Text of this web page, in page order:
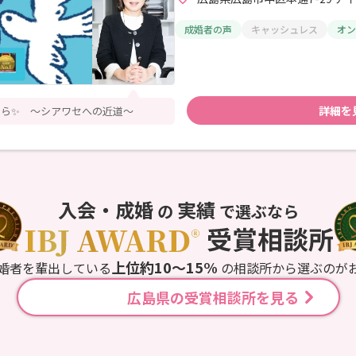
✨ ～シアワセへの近道～
成婚者の声 キャッシュレス オ
詳細を
入会・成婚の 実績で選ぶなら
者を輩出している上位約10〜15% の相談所から選ぶのが
広島県の受賞相談所を見る